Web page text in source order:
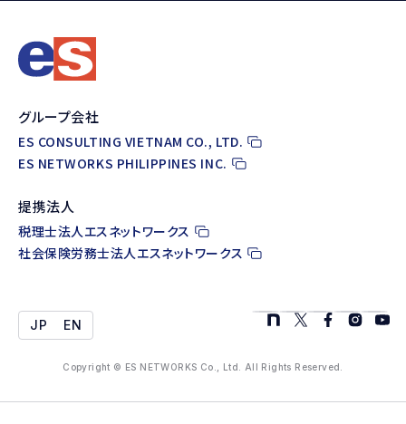
グループ会社
ES CONSULTING VIETNAM CO., LTD.
ES NETWORKS PHILIPPINES INC.
提携法人
税理士法人エスネットワークス
社会保険労務士法人エスネットワークス
JP EN
Copyright © ES NETWORKS Co., Ltd. All Rights Reserved.